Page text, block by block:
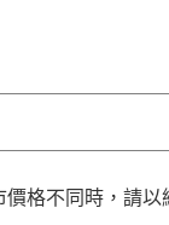
價格不同時，請以